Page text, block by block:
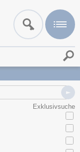
Exklusivsuche